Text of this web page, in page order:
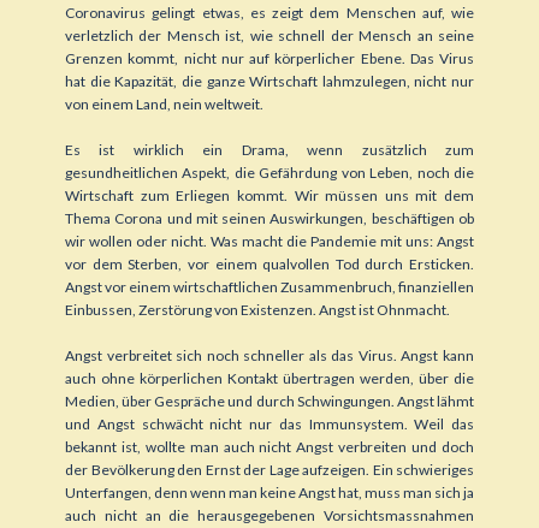
Coronavirus gelingt etwas, es zeigt dem Menschen auf, wie
verletzlich der Mensch ist, wie schnell der Mensch an seine
Grenzen kommt, nicht nur auf körperlicher Ebene. Das Virus
hat die Kapazität, die ganze Wirtschaft lahmzulegen, nicht nur
von einem Land, nein weltweit.
Es ist wirklich ein Drama, wenn zusätzlich zum
gesundheitlichen Aspekt, die Gefährdung von Leben, noch die
Wirtschaft zum Erliegen kommt. Wir müssen uns mit dem
Thema Corona und mit seinen Auswirkungen, beschäftigen ob
wir wollen oder nicht. Was macht die Pandemie mit uns: Angst
vor dem Sterben, vor einem qualvollen Tod durch Ersticken.
Angst vor einem wirtschaftlichen Zusammenbruch, finanziellen
Einbussen, Zerstörung von Existenzen. Angst ist Ohnmacht.
Angst verbreitet sich noch schneller als das Virus. Angst kann
auch ohne körperlichen Kontakt übertragen werden, über die
Medien, über Gespräche und durch Schwingungen. Angst lähmt
und Angst schwächt nicht nur das Immunsystem. Weil das
bekannt ist, wollte man auch nicht Angst verbreiten und doch
der Bevölkerung den Ernst der Lage aufzeigen. Ein schwieriges
Unterfangen, denn wenn man keine Angst hat, muss man sich ja
auch nicht an die herausgegebenen Vorsichtsmassnahmen